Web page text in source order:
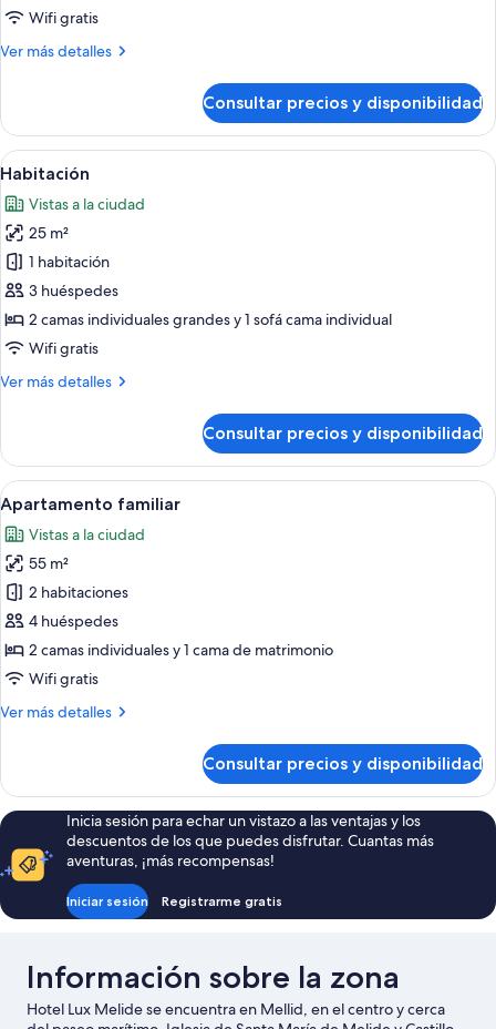
Wifi gratis
Ver más detalles
Más
familiar
Consultar precios y disponibilidad
Abrir
todas
las
fotos
de
Habitación
Una habitación de hotel con dos
10
Habitación
Vistas a la ciudad
25 m²
1 habitación
3 huéspedes
2 camas individuales grandes y 1 sofá cama individual
Wifi gratis
Ver más detalles
Más
Consultar precios y disponibilidad
Abrir
todas
las
fotos
de
Apartamento
familiar
Una sala moderna con un televisor
6
Apartamento familiar
Vistas a la ciudad
55 m²
2 habitaciones
4 huéspedes
2 camas individuales y 1 cama de matrimonio
Wifi gratis
Ver más detalles
Más
familiar
Consultar precios y disponibilidad
Inicia sesión para echar un vistazo a las ventajas y los
descuentos de los que puedes disfrutar. Cuantas más
aventuras, ¡más recompensas!
Iniciar sesión Registrarme gratis
Información sobre la zona
Hotel Lux Melide se encuentra en Mellid, en el centro y cerca